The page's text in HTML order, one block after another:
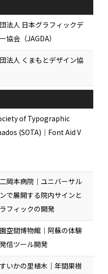
法人 日本グラフィックデ
協会（JAGDA）
法人 くまもとデザイン協
of Typographic
(SOTA)｜Font Aid V
岡本病院｜ユニバーサル
で展開する院内サインと
フィックの開発
空間博物館｜阿蘇の体験
信ツール開発
いかの里植木｜年間果樹